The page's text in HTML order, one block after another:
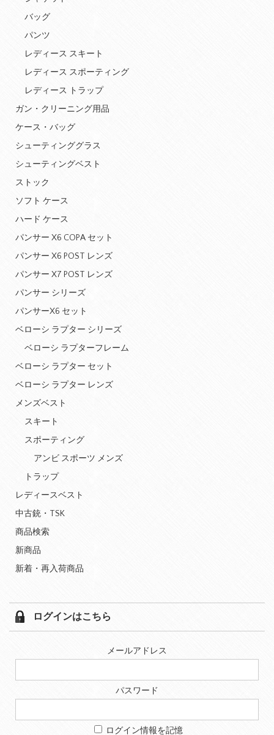
バッグ
パンツ
レディース スキート
レディース スポーティング
レディース トラップ
ガン・クリーニング用品
ケース・バッグ
シューティンググラス
シューティングベスト
ストック
ソフト ケース
ハード ケース
パンサー X6 COPA セット
パンサー X6 POST レンズ
パンサー X7 POST レンズ
パンサー シリーズ
パンサーX6 セット
ベローシ ラプター シリーズ
ベローシ ラプターフレーム
ベローシ ラプター セット
ベローシ ラプター レンズ
メンズベスト
スキート
スポーティング
アンビ スポーツ メンズ
トラップ
レディースベスト
中古銃・TSK
商品検索
新商品
新着・再入荷商品
ログインはこちら
メールアドレス
パスワード
ログイン情報を記憶